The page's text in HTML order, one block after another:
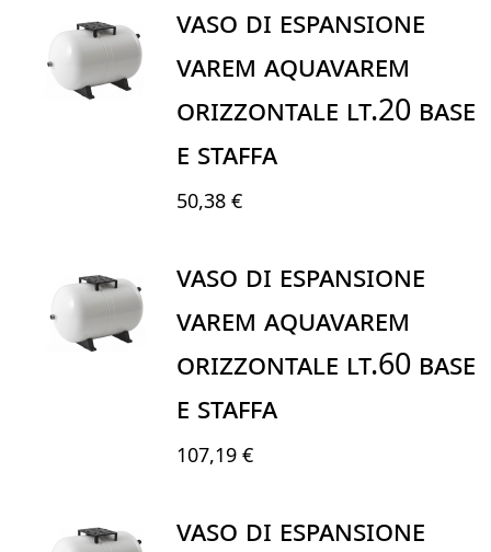
VASO DI ESPANSIONE
VAREM AQUAVAREM
ORIZZONTALE LT.20 BASE
E STAFFA
50,38 €
VASO DI ESPANSIONE
VAREM AQUAVAREM
ORIZZONTALE LT.60 BASE
E STAFFA
107,19 €
VASO DI ESPANSIONE